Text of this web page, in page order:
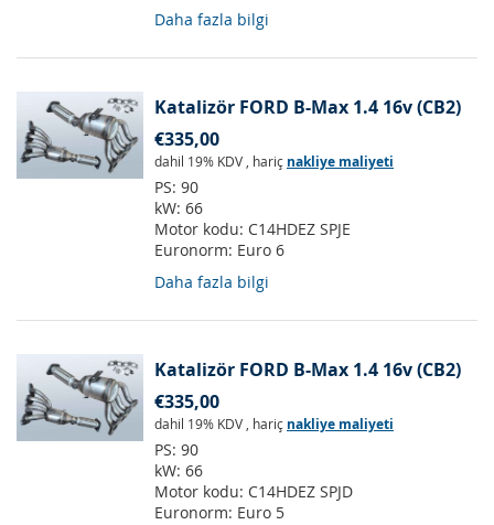
Daha fazla bilgi
Katalizör FORD B-Max 1.4 16v (CB2)
€335,00
dahil 19% KDV , hariç nakliye maliyeti
PS: 90
kW: 66
Motor kodu: C14HDEZ SPJE
Euronorm: Euro 6
Daha fazla bilgi
Katalizör FORD B-Max 1.4 16v (CB2)
€335,00
dahil 19% KDV , hariç nakliye maliyeti
PS: 90
kW: 66
Motor kodu: C14HDEZ SPJD
Euronorm: Euro 5